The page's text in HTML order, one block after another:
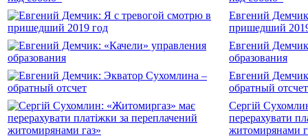
Евгений
пришедший
Евгений
образования
Евгений
обратный отсчет
Сергій
перерахувати
житомирянами